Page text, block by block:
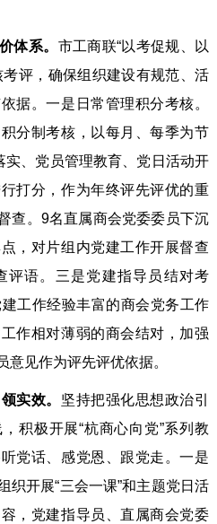
体系。 市工商联“以考促规、以
评，确保组织建设有规范、活
据。一是日常管理积分考核。
分制考核，以每月、每季为节
实、党员管理教育、党日活动开
打分，作为年终评先评优的重
查。9名直属商会党委委员下沉
，对片组内党建工作开展督查
评语。三是党建指导员结对考
工作经验丰富的商会党务工作
作相对薄弱的商会结对，加强
意见作为评先评优依据。
实效。 坚持把强化思想政治引
积极开展“杭商心向党”系列教
党话、感党恩、跟党走。一是
织开展“三会一课”和主题党日活
，党建指导员、直属商会党委